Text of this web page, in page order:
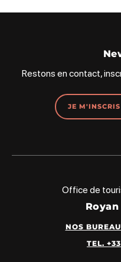
Restons en contact,
JE
Office de
NOS
TEL.